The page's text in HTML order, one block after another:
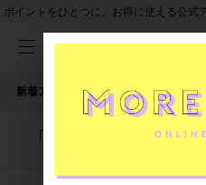
ポイントをひとつに。お得に使える公式
新着アイテム 人気ワード セール
「